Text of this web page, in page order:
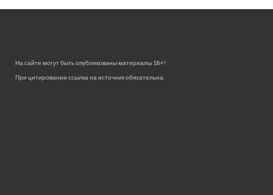
На сайте могут быть опубликованы материалы 18+!
При цитировании ссылка на источник обязательна.